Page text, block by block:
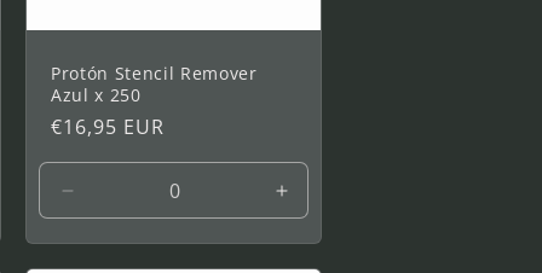
Protón Stencil Remover
Azul x 250
Prix
habituel
€16,95 EUR
la
quantité
Augmenter
la
quantité